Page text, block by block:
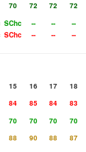
70 72 72 72
SChc -- -- --
SChc -- -- --
15 16 17 18
84 85 84 83
70 70 70 70
88 90 88 87